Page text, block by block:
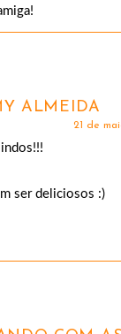
ALMEIDA
21 de
ser deliciosos :)